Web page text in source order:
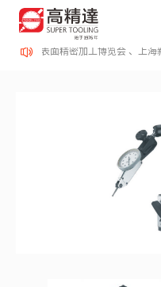
表面精密加工博览会 、上海